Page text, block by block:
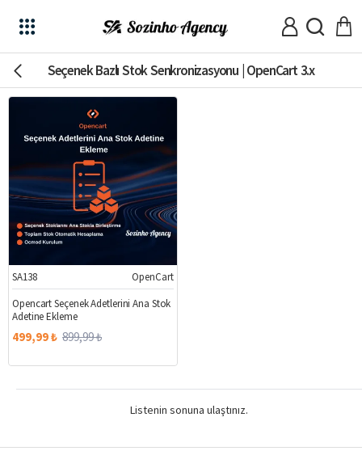
Seçenek Bazlı Stok Senkronizasyonu | OpenCart 3.x
%44
SA138
OpenCart
Opencart Seçenek Adetlerini Ana Stok
Adetine Ekleme
499,99 ₺ 899,99 ₺
Listenin sonuna ulaştınız.